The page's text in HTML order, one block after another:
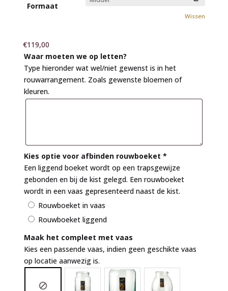
Formaat
Wissen
€119,00
Waar moeten we op letten?
Type hieronder wat wel/niet gewenst is in het
rouwarrangement. Zoals gewenste bloemen of
kleuren.
Kies optie voor afbinden rouwboeket *
Een liggend boeket wordt op een trapsgewijze
gebonden en bij de kist gelegd. Een rouwboeket
wordt in een vaas gepresenteerd naast de kist.
Rouwboeket in vaas
Rouwboeket liggend
Maak het compleet met vaas
Kies een passende vaas, indien geen geschikte vaas
op locatie aanwezig is.